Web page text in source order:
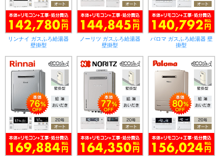
リンナイ ガスふろ給湯器
壁掛型
ノーリツ ガスふろ給湯器
壁掛型
パロマ ガスふろ給湯器 壁
掛型